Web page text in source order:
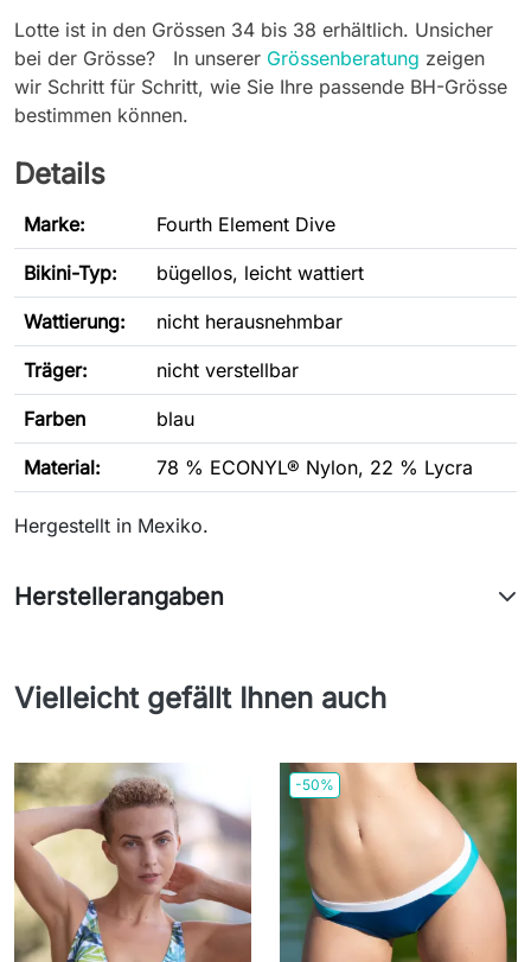
Lotte ist in den Grössen 34 bis 38 erhältlich. Unsicher
bei der Grösse? In unserer Grössenberatung zeigen
wir Schritt für Schritt, wie Sie Ihre passende BH-Grösse
bestimmen können.
Details
Marke: Fourth Element Dive
Bikini-Typ: bügellos, leicht wattiert
Wattierung: nicht herausnehmbar
Träger: nicht verstellbar
Farben blau
Material: 78 % ECONYL® Nylon, 22 % Lycra
Hergestellt in Mexiko.
Herstellerangaben
Vielleicht gefällt Ihnen auch
-50%